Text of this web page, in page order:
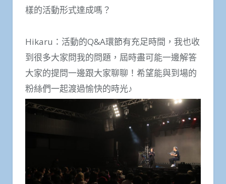
樣的活動形式達成嗎？
Hikaru：活動的Q&A環節有充足時間，我也收
到很多大家問我的問題，屆時盡可能一邊解答
大家的提問一邊跟大家聊聊！希望能與到場的
粉絲們一起渡過愉快的時光♪